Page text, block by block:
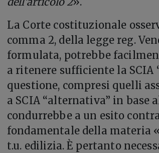
La Corte costituzionale
comma 2, della legge reg.
formulata, potrebbe
a ritenere sufficiente la
questione, compresi quelli
a SCIA “alternativa” in base
condurrebbe a un esito
fondamentale della materia
t.u. edilizia. È pertanto